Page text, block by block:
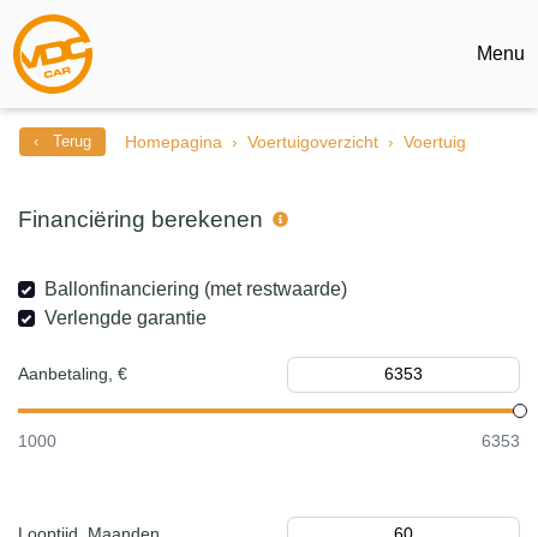
Menu
‹ Terug Homepagina Voertuigoverzicht Voertuig
Financiëring berekenen
Ballonfinanciering (met restwaarde)
Verlengde garantie
Aanbetaling, €
1000 6353
Looptijd, Maanden